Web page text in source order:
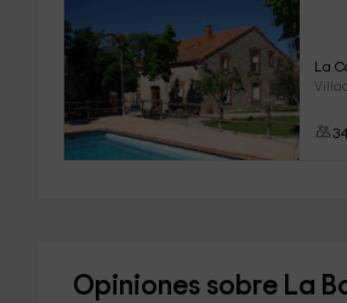
La
34
Opiniones sobre La